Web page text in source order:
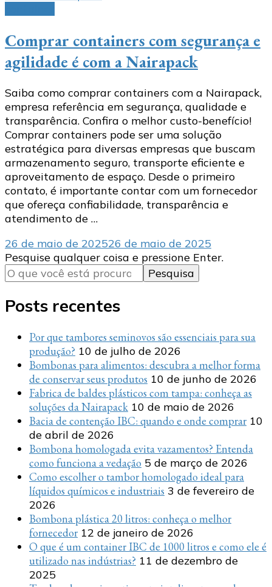
Comprar containers com segurança e
agilidade é com a Nairapack
Saiba como comprar containers com a Nairapack,
empresa referência em segurança, qualidade e
transparência. Confira o melhor custo-benefício!
Comprar containers pode ser uma solução
estratégica para diversas empresas que buscam
armazenamento seguro, transporte eficiente e
aproveitamento de espaço. Desde o primeiro
contato, é importante contar com um fornecedor
que ofereça confiabilidade, transparência e
atendimento de …
26 de maio de 202526 de maio de 2025
Procurando
algo?
Pesquise qualquer coisa e pressione Enter.
Posts recentes
Por que tambores seminovos são essenciais para sua
produção? 10 de julho de 2026
Bombonas para alimentos: descubra a melhor forma
de conservar seus produtos 10 de junho de 2026
Fabrica de baldes plásticos com tampa: conheça as
soluções da Nairapack 10 de maio de 2026
Bacia de contenção IBC: quando e onde comprar 10
de abril de 2026
Bombona homologada evita vazamentos? Entenda
como funciona a vedação 5 de março de 2026
Como escolher o tambor homologado ideal para
líquidos químicos e industriais 3 de fevereiro de
2026
Bombona plástica 20 litros: conheça o melhor
fornecedor 12 de janeiro de 2026
O que é um container IBC de 1000 litros e como ele é
utilizado nas indústrias? 11 de dezembro de
2025